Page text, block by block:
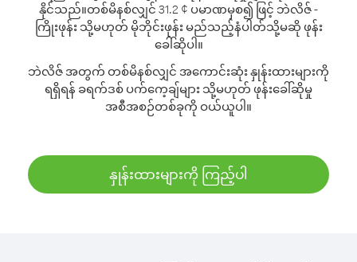
နိုင်သည်။တစ်မိနစ်လျှင် 31.2 ¢ ပမာဏမှစ၍ ဖြင့် ဘဲလိဇ် -
ကြိုးဖုန်း သို့မဟုတ် မိုဘိုင်းဖုန်း မည်သည့်နံပါတ်သို့မဆို ဖုန်း
ခေါ်ဆိုပါ။
ဘဲလိဇ် အတွက် တစ်မိနစ်လျှင် အကောင်းဆုံး နှုန်းထားများကို
ရရှိရန် ခရက်ဒစ် ပက်ကေ့ချ်များ သို့မဟုတ် ဖုန်းခေါ်ဆိုမှု
အစီအစဉ်တစ်ခုကို ဝယ်ယူပါ။
နှုန်းထားများကို ကြည့်ပါ